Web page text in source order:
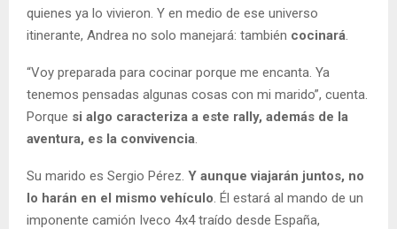
quienes ya lo vivieron. Y en medio de ese universo
itinerante, Andrea no solo manejará: también cocinará.
“Voy preparada para cocinar porque me encanta. Ya
tenemos pensadas algunas cosas con mi marido”, cuenta.
Porque si algo caracteriza a este rally, además de la
aventura, es la convivencia.
Su marido es Sergio Pérez. Y aunque viajarán juntos, no
lo harán en el mismo vehículo. Él estará al mando de un
imponente camión Iveco 4x4 traído desde España,